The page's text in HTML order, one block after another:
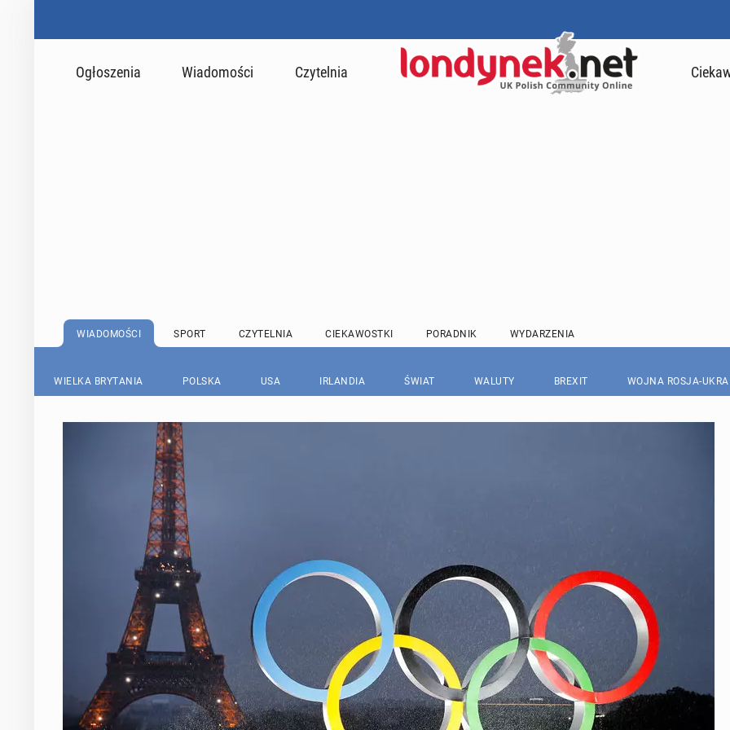
Ogłoszenia Wiadomości Czytelnia
WIADOMOŚCI SPORT CZYTELNIA CIEKAWOSTKI PORADNIK WYDARZENIA
WIELKA BRYTANIA POLSKA USA IRLANDIA ŚWIAT WALUTY BREXIT WOJNA ROSJA-